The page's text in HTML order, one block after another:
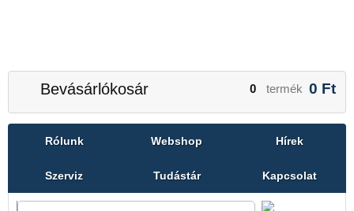
Bevásárlókosár 0 termék 0 Ft
Rólunk Webshop Hírek
Szerviz Tudástár Kapcsolat